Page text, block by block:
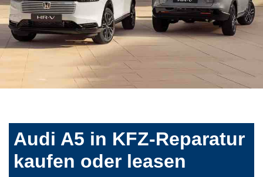
Audi A5 in KFZ-Reparatur
kaufen oder leasen